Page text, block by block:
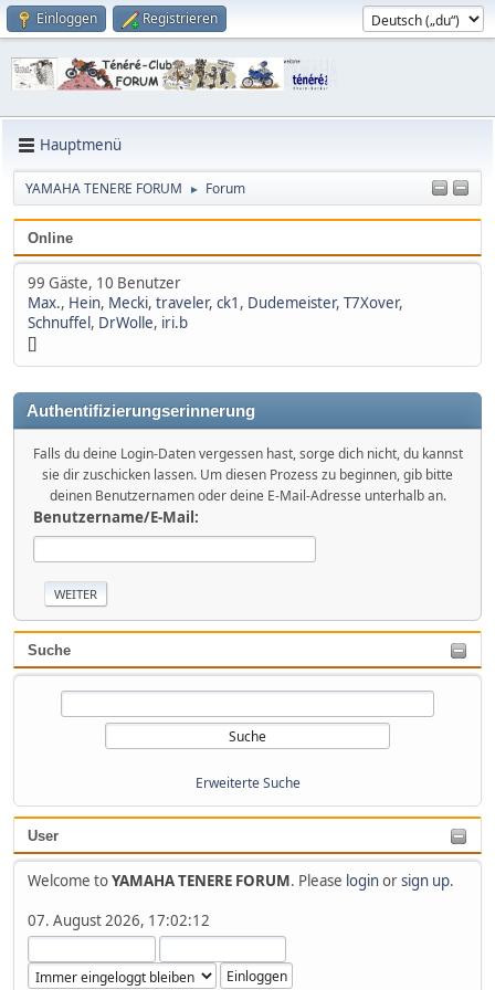
Einloggen Registrieren
Hauptmenü
YAMAHA TENERE FORUM ► Forum
Suche
Erweiterte Suche
User
Welcome toYAMAHA TENERE FORUM. Please loginorsign up.
07. August 2026, 17:02:12
Online
99 Gäste, 10 Benutzer
Max., Hein, Mecki, traveler, ck1 , Dudemeister, T7Xover,
Schnuffel, DrWolle, iri.b
[]
Authentifizierungserinnerung
Falls du deine Login-Daten vergessen hast, sorge dich nicht, du kannst
sie dir zuschicken lassen. Um diesen Prozess zu beginnen, gib bitte
deinen Benutzernamen oder deine E-Mail-Adresse unterhalb an.
Benutzername/E-Mail: